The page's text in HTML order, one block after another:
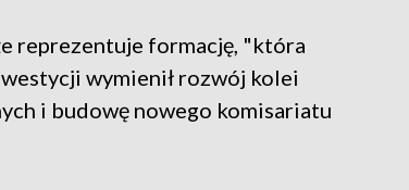
reprezentuje formację, "która
wymienił rozwój kolei
i budowę nowego komisariatu